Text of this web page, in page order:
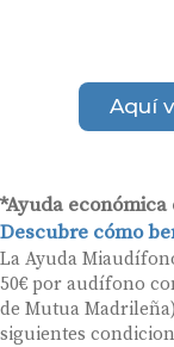
Aquí
*Ayuda
Descubre cómo
La Ayuda
50€ por audífono
de Mutua
siguientes